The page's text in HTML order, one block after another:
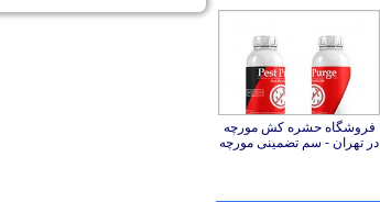
فروشگاه حشره کش مورچه
در تهران - سم تضمینی مورچه